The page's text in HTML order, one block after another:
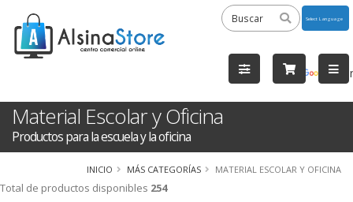
by
Material Escolar y Oficina
Productos para la escuela y la oficina
INICIO MÁS CATEGORÍAS MATERIAL ESCOLAR Y OFICINA
Total de productos disponibles 254